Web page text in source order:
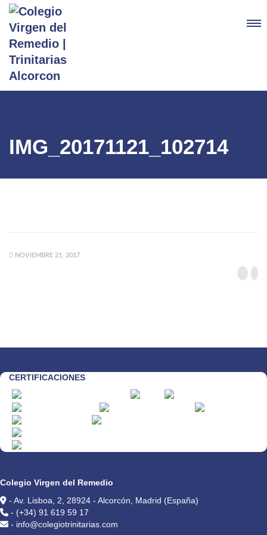
IMG_20171121_102714
NOVIEMBRE 21, 2017
CERTIFICACIONES
Colegio Virgen del Remedio
- Av. Lisboa, 2, 28924 - Alcorcón, Madrid (España)
- (+34) 91 619 59 17
- info@colegiotrinitarias.com